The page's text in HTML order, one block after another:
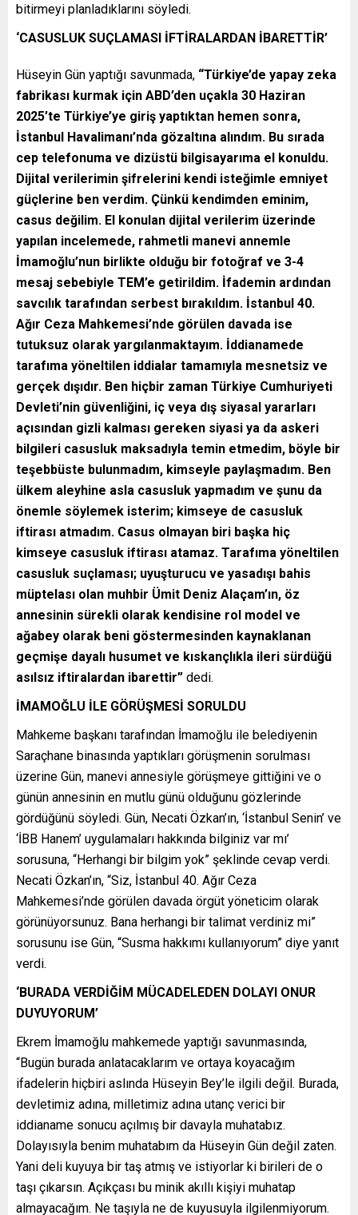
bitirmeyi planladıklarını söyledi.
‘CASUSLUK SUÇLAMASI İFTİRALARDAN İBARETTİR’
Hüseyin Gün yaptığı savunmada, “Türkiye’de yapay zeka
fabrikası kurmak için ABD’den uçakla 30 Haziran
2025’te Türkiye’ye giriş yaptıktan hemen sonra,
İstanbul Havalimanı’nda gözaltına alındım. Bu sırada
cep telefonuma ve dizüstü bilgisayarıma el konuldu.
Dijital verilerimin şifrelerini kendi isteğimle emniyet
güçlerine ben verdim. Çünkü kendimden eminim,
casus değilim. El konulan dijital verilerim üzerinde
yapılan incelemede, rahmetli manevi annemle
İmamoğlu’nun birlikte olduğu bir fotoğraf ve 3-4
mesaj sebebiyle TEM’e getirildim. İfademin ardından
savcılık tarafından serbest bırakıldım. İstanbul 40.
Ağır Ceza Mahkemesi’nde görülen davada ise
tutuksuz olarak yargılanmaktayım. İddianamede
tarafıma yöneltilen iddialar tamamıyla mesnetsiz ve
gerçek dışıdır. Ben hiçbir zaman Türkiye Cumhuriyeti
Devleti’nin güvenliğini, iç veya dış siyasal yararları
açısından gizli kalması gereken siyasi ya da askeri
bilgileri casusluk maksadıyla temin etmedim, böyle bir
teşebbüste bulunmadım, kimseyle paylaşmadım. Ben
ülkem aleyhine asla casusluk yapmadım ve şunu da
önemle söylemek isterim; kimseye de casusluk
iftirası atmadım. Casus olmayan biri başka hiç
kimseye casusluk iftirası atamaz. Tarafıma yöneltilen
casusluk suçlaması; uyuşturucu ve yasadışı bahis
müptelası olan muhbir Ümit Deniz Alaçam’ın, öz
annesinin sürekli olarak kendisine rol model ve
ağabey olarak beni göstermesinden kaynaklanan
geçmişe dayalı husumet ve kıskançlıkla ileri sürdüğü
asılsız iftiralardan ibarettir” dedi.
İMAMOĞLU İLE GÖRÜŞMESİ SORULDU
Mahkeme başkanı tarafından İmamoğlu ile belediyenin
Saraçhane binasında yaptıkları görüşmenin sorulması
üzerine Gün, manevi annesiyle görüşmeye gittiğini ve o
günün annesinin en mutlu günü olduğunu gözlerinde
gördüğünü söyledi. Gün, Necati Özkan’ın, ‘İstanbul Senin’ ve
‘İBB Hanem’ uygulamaları hakkında bilginiz var mı’
sorusuna, “Herhangi bir bilgim yok” şeklinde cevap verdi.
Necati Özkan’ın, “Siz, İstanbul 40. Ağır Ceza
Mahkemesi’nde görülen davada örgüt yöneticim olarak
görünüyorsunuz. Bana herhangi bir talimat verdiniz mi”
sorusunu ise Gün, “Susma hakkımı kullanıyorum” diye yanıt
verdi.
‘BURADA VERDİĞİM MÜCADELEDEN DOLAYI ONUR
DUYUYORUM’
Ekrem İmamoğlu mahkemede yaptığı savunmasında,
“Bugün burada anlatacaklarım ve ortaya koyacağım
ifadelerin hiçbiri aslında Hüseyin Bey’le ilgili değil. Burada,
devletimiz adına, milletimiz adına utanç verici bir
iddianame sonucu açılmış bir davayla muhatabız.
Dolayısıyla benim muhatabım da Hüseyin Gün değil zaten.
Yani deli kuyuya bir taş atmış ve istiyorlar ki birileri de o
taşı çıkarsın. Açıkçası bu minik akıllı kişiyi muhatap
almayacağım. Ne taşıyla ne de kuyusuyla ilgilenmiyorum.